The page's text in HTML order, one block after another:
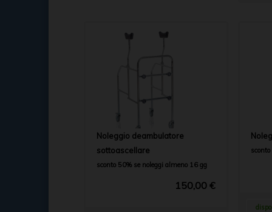
Noleggio deambulatore
sottoascellare
sconto 50% se noleggi almeno 16 gg
150,00 €